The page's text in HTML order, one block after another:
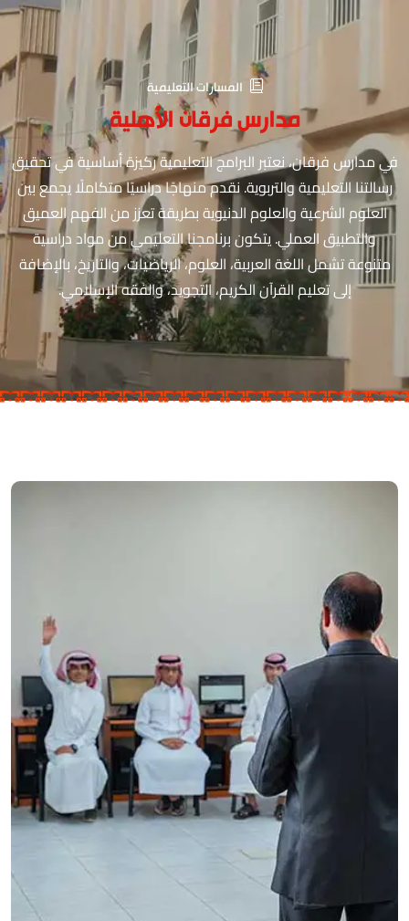
المسارات التعليمية
مدارس فرقان الأهلية
في مدارس فرقان، نعتبر البرامج التعليمية ركيزة أساسية في تحقيق
رسالتنا التعليمية والتربوية. نقدم منهاجًا دراسيًا متكاملًا يجمع بين
العلوم الشرعية والعلوم الدنيوية بطريقة تعزز من الفهم العميق
والتطبيق العملي. يتكون برنامجنا التعليمي من مواد دراسية
متنوعة تشمل اللغة العربية، العلوم، الرياضيات، والتاريخ، بالإضافة
إلى تعليم القرآن الكريم، التجويد، والفقه الإسلامي.